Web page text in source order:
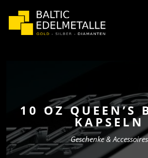
10 OZ QUEEN’S
KAPSELN
Geschenke & Accessoires